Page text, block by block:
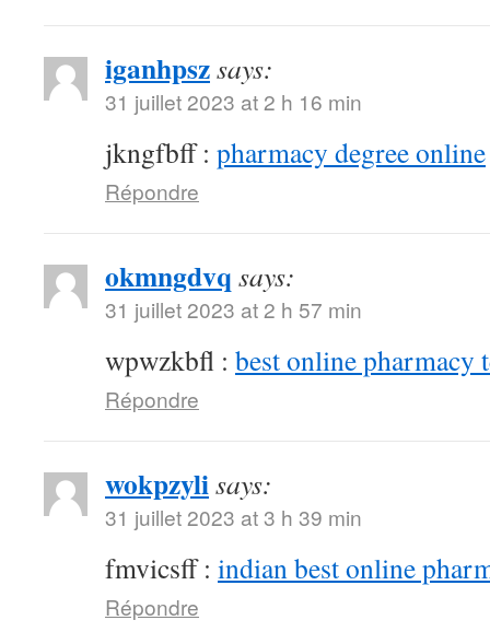
iganhpszsays:
31 juillet 2023 at 2 h 16 min
jkngfbff : pharmacy degree online
Répondre
okmngdvq says:
31 juillet 2023 at 2 h 57 min
wpwzkbfl : best online pharmacy
Répondre
wokpzylisays:
31 juillet 2023 at 3 h 39 min
fmvicsff : indian best online
Répondre